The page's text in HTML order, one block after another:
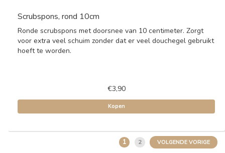
Scrubspons, rond 10cm
Ronde scrubspons met doorsnee van 10 centimeter. Zorgt
voor extra veel schuim zonder dat er veel douchegel gebruikt
hoeft te worden.
€3,90
Kopen
1 2 VOLGENDE VORIGE